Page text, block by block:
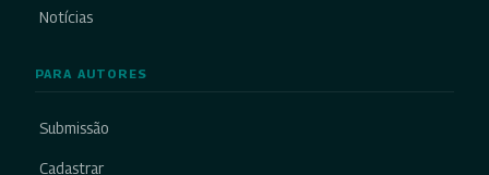
Notícias
PARA AUTORES
Submissão
Cadastrar